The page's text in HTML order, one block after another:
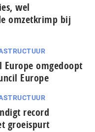
wel
omzetkrimp bij
Europe omgedoopt
Europe
record
groeispurt